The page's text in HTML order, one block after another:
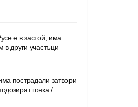
е в застой, има
в други участъци
пострадали затвори
гонка /